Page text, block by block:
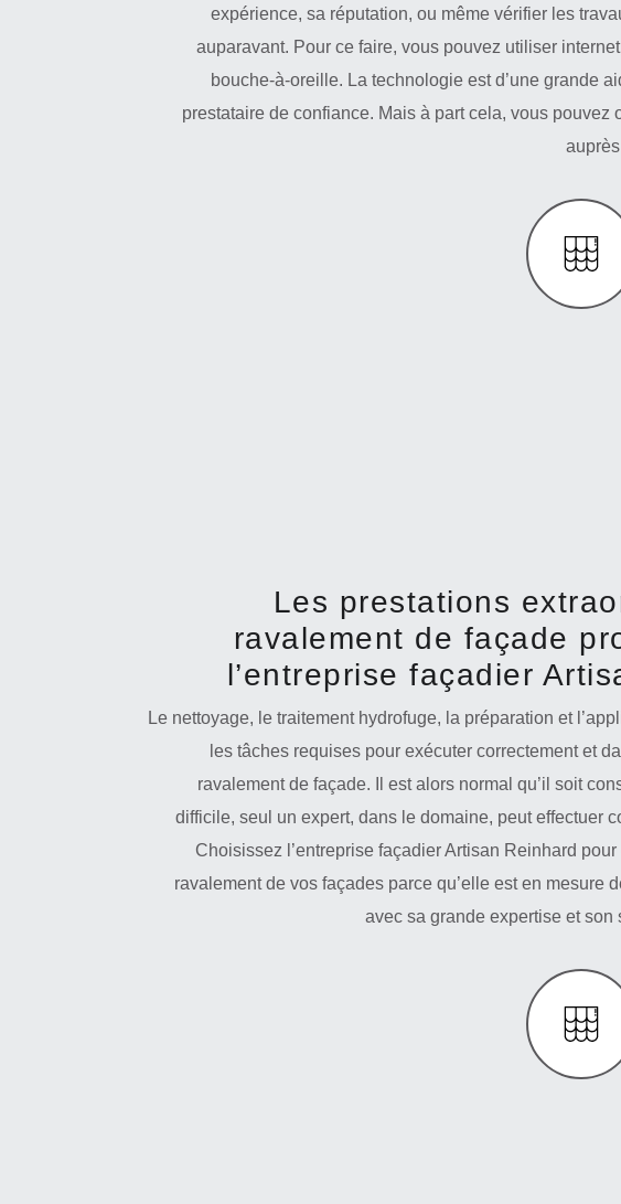
expérience, sa réputation, ou même vérifier les
auparavant. Pour ce faire, vous pouvez utiliser
bouche-à-oreille. La technologie est d’une grande
prestataire de confiance. Mais à part cela, vous pouvez
Les prestations
ravalement de façade
l’entreprise façadier
Le nettoyage, le traitement hydrofuge, la préparation et
les tâches requises pour exécuter correctement et
ravalement de façade. Il est alors normal qu’il soit
difficile, seul un expert, dans le domaine, peut effectuer
Choisissez l’entreprise façadier Artisan Reinhard
ravalement de vos façades parce qu’elle est en mesure
avec sa grande expertise et son